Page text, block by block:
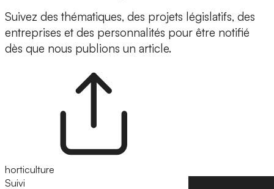
Suivez des thématiques, des projets législatifs, des
entreprises et des personnalités pour être notifié
dès que nous publions un article.
horticulture
Suivi